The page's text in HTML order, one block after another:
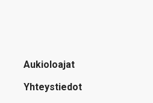
Aukioloajat
Yhteystiedot